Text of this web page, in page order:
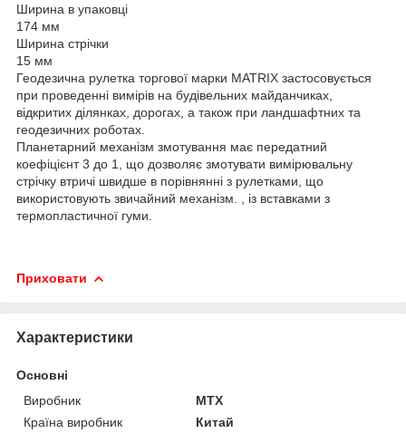
Ширина в упаковці
174 мм
Ширина стрічки
15 мм
Геодезична рулетка торгової марки MATRIX застосовується
при проведенні вимірів на будівельних майданчиках,
відкритих ділянках, дорогах, а також при ландшафтних та
геодезичних роботах.
Планетарний механізм змотування має передатний
коефіцієнт 3 до 1, що дозволяє змотувати вимірювальну
стрічку втричі швидше в порівнянні з рулетками, що
використовують звичайний механізм. , із вставками з
термопластичної гуми.
Приховати
Характеристики
Основні
Виробник
MTX
Країна виробник
Китай